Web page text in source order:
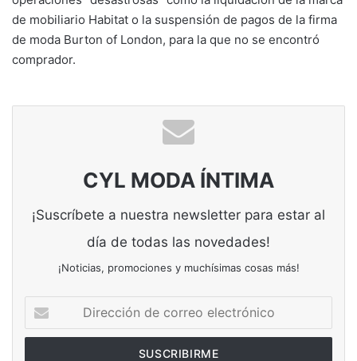
de mobiliario Habitat o la suspensión de pagos de la firma
de moda Burton of London, para la que no se encontró
comprador.
CYL MODA ÍNTIMA
¡Suscríbete a nuestra newsletter para estar al
día de todas las novedades!
¡Noticias, promociones y muchísimas cosas más!
de
correo